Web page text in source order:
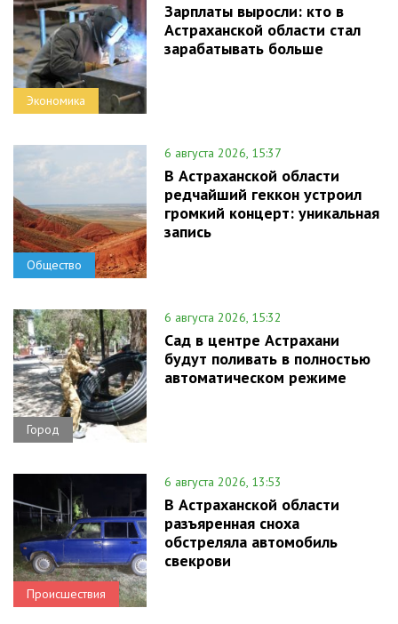
Экономика
Зарплаты выросли: кто в
Астраханской области стал
зарабатывать больше
Общество
6 августа 2026, 15:37
В Астраханской области
редчайший геккон устроил
громкий концерт: уникальная
запись
Город
6 августа 2026, 15:32
Сад в центре Астрахани
будут поливать в полностью
автоматическом режиме
Происшествия
6 августа 2026, 13:53
В Астраханской области
разъяренная сноха
обстреляла автомобиль
свекрови